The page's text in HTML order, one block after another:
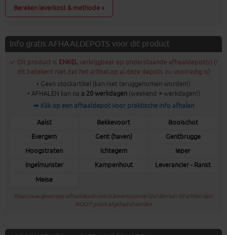
Bereken leverkost & methode »
Info gratis AFHAALDEPOTS voor dit product
✓ Dit product is ENKELverkrijgbaar op onderstaande afhaaldepot(s) (!
dit betekent niet dat het artikel op al deze depots nu voorradig is)
• Geen stockartikel (kan niet teruggenomen worden!)
• AFHALEN kan na ± 20 werkdagen(weekend ≠ werkdagen!)
➥ Klik op een afhaaldepot voor praktische info afhalen
Aalst Bekkevoort
Booischot
Evergem
Gent (haven)
Gentbrugge
Hoogstraten
Ichtegem
Ieper
Ingelmunster
Kampenhout
Leverancier - Ranst
Meise
Staat jouw gewenste afhaaldepot niet in bovenstaande lijst dan kan dit artikel daar
NOOIT gratis afgehaald worden